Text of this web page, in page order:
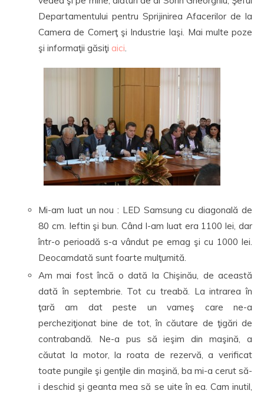
Departamentului pentru Sprijinirea Afacerilor de la
Camera de Comerţ şi Industrie Iaşi. Mai multe poze
şi informaţii găsiţi aici.
Mi-am luat un nou : LED Samsung cu diagonală de
80 cm. Ieftin şi bun. Când l-am luat era 1100 lei, dar
într-o perioadă s-a vândut pe emag şi cu 1000 lei.
Deocamdată sunt foarte mulţumită.
Am mai fost încă o dată la Chişinău, de această
dată în septembrie. Tot cu treabă. La intrarea în
ţară am dat peste un vameş care ne-a
percheziţionat bine de tot, în căutare de ţigări de
contrabandă. Ne-a pus să ieşim din maşină, a
căutat la motor, la roata de rezervă, a verificat
toate pungile şi genţile din maşină, ba mi-a cerut să-
i deschid şi geanta mea să se uite în ea. Cam inutil,